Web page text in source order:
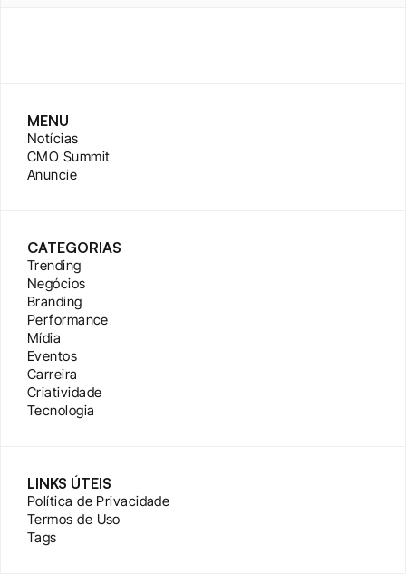
MENU
Notícias
CMO Summit
Anuncie
CATEGORIAS
Trending
Negócios
Branding
Performance
Mídia
Eventos
Carreira
Criatividade
Tecnologia
LINKS ÚTEIS
Política de Privacidade
Termos de Uso
Tags